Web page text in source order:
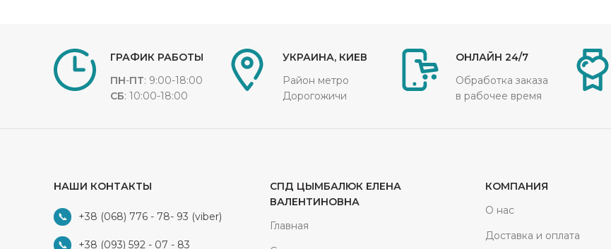
ГРАФИК РАБОТЫ
ПН-ПТ: 9:00-18:00
СБ: 10:00-18:00
УКРАИНА, КИЕВ
Район метро
Дорогожичи
ОНЛАЙН 24/7
Обработка заказа
в рабочее время
НАШИ КОНТАКТЫ
+38 (068) 776 - 78- 93 (viber)
+38 (093) 592 - 07 - 83
СПД ЦЫМБАЛЮК ЕЛЕНА
ВАЛЕНТИНОВНА
Главная
КОМПАНИЯ
О нас
Доставка и оплата